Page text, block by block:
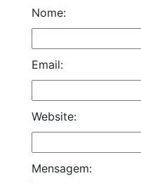
Nome:
Email:
Website:
Mensagem: